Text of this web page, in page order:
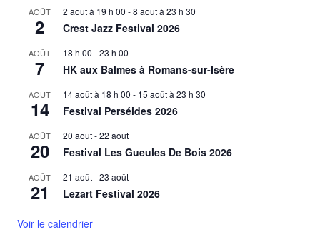
AOÛT
2
2 août à 19 h 00 -8 août à 23 h 30
Crest Jazz Festival 2026
AOÛT
7
18 h 00 -23 h 00
HK aux Balmes à Romans-sur-Isère
AOÛT
14
14 août à 18 h 00 - 15 août à 23 h 30
Festival Perséides 2026
AOÛT
20
20 août-22 août
Festival Les Gueules De Bois 2026
AOÛT
21
21 août-23 août
Lezart Festival 2026
Voir le calendrier